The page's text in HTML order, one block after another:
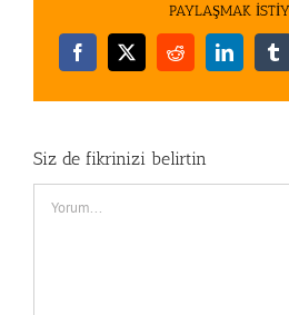
PAYLAŞMAK
Facebook
X RedditLinkedIn
Siz de fikrinizi belirtin